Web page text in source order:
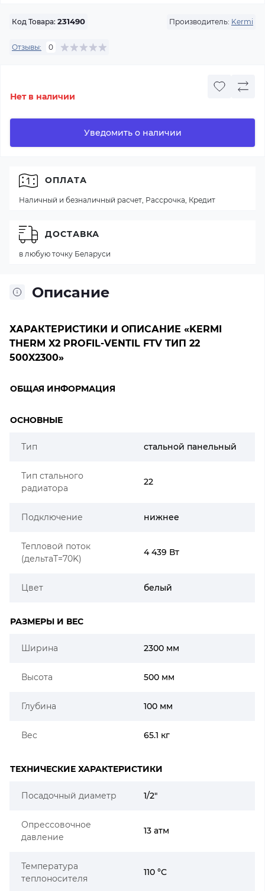
Код Товара: 231490 Производитель: Kermi
Отзывы: 0
Нет в наличии
Уведомить о наличии
Описание
ХАРАКТЕРИСТИКИ И ОПИСАНИЕ «KERMI
THERM X2 PROFIL-VENTIL FTV ТИП 22
500X2300»
ОБЩАЯ ИНФОРМАЦИЯ
ОСНОВНЫЕ
Тип стальной панельный
Тип стального
радиатора
22
Подключение нижнее
Тепловой поток
(дельтаT=70K)
4 439 Вт
Цвет белый
РАЗМЕРЫ И ВЕС
Ширина 2300 мм
Высота 500 мм
Глубина 100 мм
Вес 65.1 кг
ТЕХНИЧЕСКИЕ ХАРАКТЕРИСТИКИ
Посадочный диаметр 1/2"
Опрессовочное
давление
13 атм
Температура
теплоносителя
110 °C
ОПЛАТА
Наличный и безналичный расчет, Рассрочка, Кредит
ДОСТАВКА
в любую точку Беларуси